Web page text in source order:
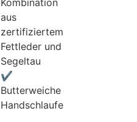
aus
zertifiziertem
Fettleder und
Segeltau
✔
Butterweiche
Handschlaufe